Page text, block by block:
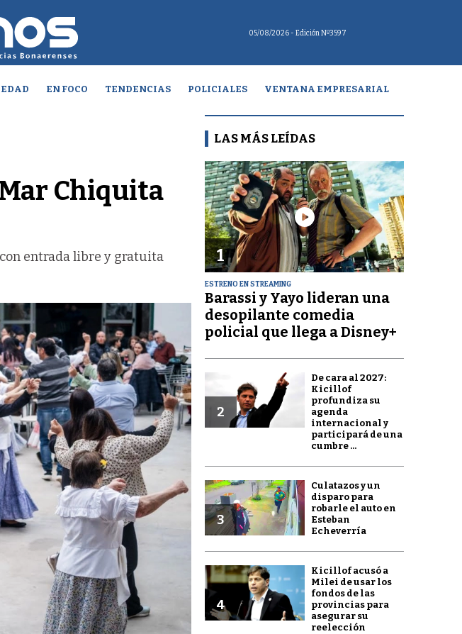
05/08/2026 - Edición Nº3597
EN FOCO TENDENCIAS POLICIALES VENTANA EMPRESARIAL
Chiquita
entrada libre y gratuita
LAS MÁS LEÍDAS
1
ESTRENO EN STREAMING
Barassi y Yayo lideran una
desopilante comedia
policial que llega a Disney+
2
De cara al 2027:
Kicillof
profundiza su
agenda
internacional y
participará de una
cumbre ...
3
Culatazos y un
disparo para
robarle el auto en
Esteban
Echeverría
4
Kicillof acusó a
Milei de usar los
fondos de las
provincias para
asegurar su
reelección